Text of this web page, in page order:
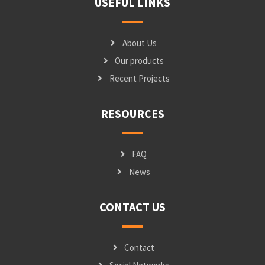
About Us
Our products
Recent Projects
RESOURCES
FAQ
News
CONTACT US
Contact